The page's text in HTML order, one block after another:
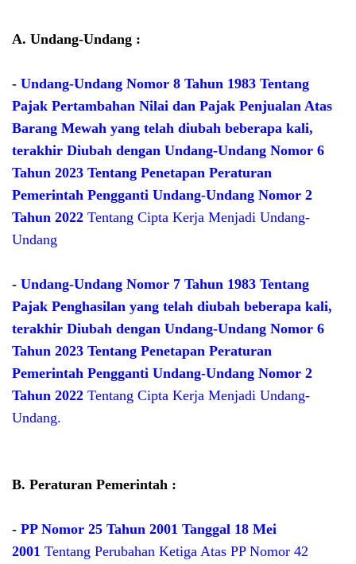
A. Undang-Undang :
- Undang-Undang Nomor 8 Tahun 1983 Tentang
Pajak Pertambahan Nilai dan Pajak Penjualan Atas
Barang Mewah yang telah diubah beberapa kali,
terakhir Diubah dengan Undang-Undang Nomor 6
Tahun 2023 Tentang Penetapan Peraturan
Pemerintah Pengganti Undang-Undang Nomor 2
Tahun 2022 Tentang Cipta Kerja Menjadi Undang-
Undang
- Undang-Undang Nomor 7 Tahun 1983 Tentang
Pajak Penghasilan yang telah diubah beberapa kali,
terakhir Diubah dengan Undang-Undang Nomor 6
Tahun 2023 Tentang Penetapan Peraturan
Pemerintah Pengganti Undang-Undang Nomor 2
Tahun 2022 Tentang Cipta Kerja Menjadi Undang-
Undang.
B. Peraturan Pemerintah :
- PP Nomor 25 Tahun 2001 Tanggal 18 Mei
2001 Tentang Perubahan Ketiga Atas PP Nomor 42